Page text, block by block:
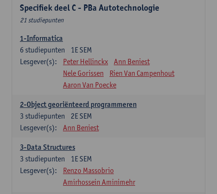
Specifiek deel C - PBa Autotechnologie
21 studiepunten
1-Informatica
1E SEM
6 studiepunten
Lesgever(s):
Peter Hellinckx
Ann Beniest
Nele Gorissen
Rien Van Campenhout
Aaron Van Poecke
2-Object georiënteerd programmeren
2E SEM
3 studiepunten
Lesgever(s):
Ann Beniest
3-Data Structures
1E SEM
3 studiepunten
Lesgever(s):
Renzo Massobrio
Amirhossein Aminimehr